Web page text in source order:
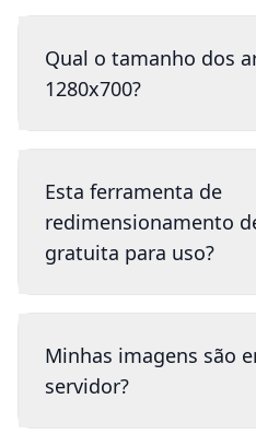
Qual o tamanho dos
1280x700?
Esta ferramenta de
redimensionamento
gratuita para uso?
Minhas imagens são
servidor?